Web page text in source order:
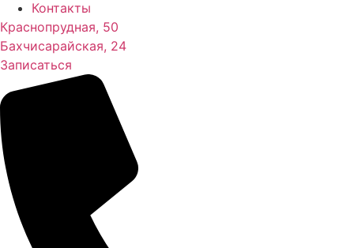
Контакты
Краснопрудная, 50
Бахчисарайская, 24
Записаться